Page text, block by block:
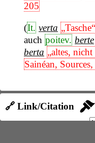
205
(It. verta „Tasche“
auch poitev. berte
berta „altes,
Sainéan,
🔗 Link/Citation